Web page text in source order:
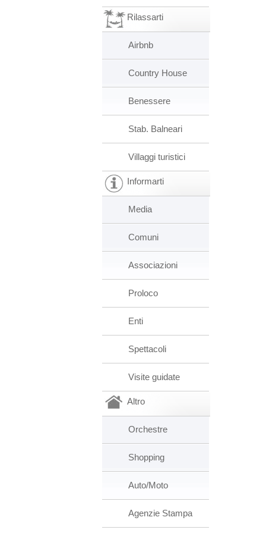
Rilassarti
Airbnb
Country House
Benessere
Stab. Balneari
Villaggi turistici
Informarti
Media
Comuni
Associazioni
Proloco
Enti
Spettacoli
Visite guidate
Altro
Orchestre
Shopping
Auto/Moto
Agenzie Stampa